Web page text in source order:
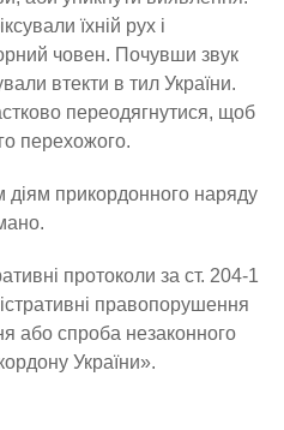
їхній рух і
човен. Почувши звук
втекти в тил України.
переодягнутися, щоб
перехожого.
діям прикордонного наряду
протоколи за ст. 204-1
правопорушення
або спроба незаконного
України».